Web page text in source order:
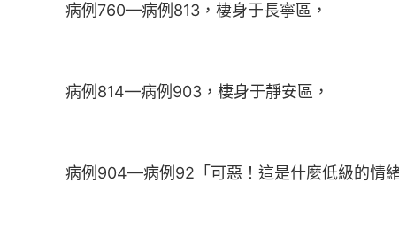
病例760—病例813，棲身于長寧區，
病例814—病例903，棲身于靜安區，
病例904—病例92「可惡！這是什麼低級的情緒